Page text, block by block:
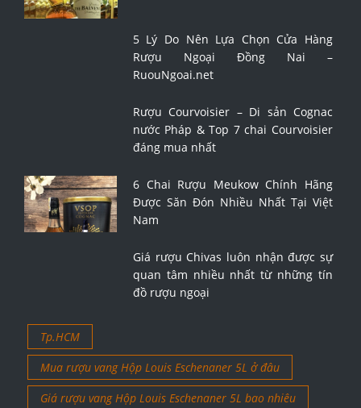
5 Lý Do Nên Lựa Chọn Cửa Hàng
Rượu Ngoại Đồng Nai –
RuouNgoai.net
Rượu Courvoisier – Di sản Cognac
nước Pháp & Top 7 chai Courvoisier
đáng mua nhất
6 Chai Rượu Meukow Chính Hãng
Được Săn Đón Nhiều Nhất Tại Việt
Nam
Giá rượu Chivas luôn nhận được sự
quan tâm nhiều nhất từ những tín
đồ rượu ngoại
Tp.HCM
Mua rượu vang Hộp Louis Eschenaner 5L ở đâu
Giá rượu vang Hộp Louis Eschenaner 5L bao nhiêu